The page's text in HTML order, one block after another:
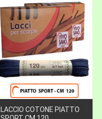
LACCIO COTONE PIATTO